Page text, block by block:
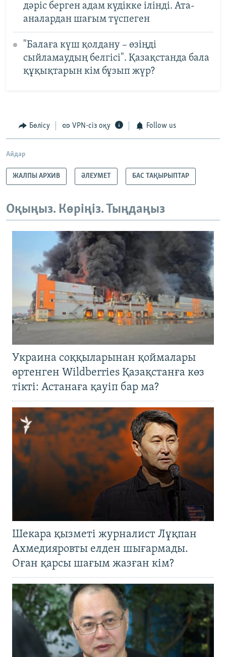
дәріс берген адам күдікке ілінді. Ата-
аналардан шағым түспеген
"Балаға күш қолдану – өзіңді
сыйламаудың белгісі". Қазақстанда бала
құқықтарын кім бұзып жүр?
Бөлісу VPN-сіз оқу Follow us
Айдар
ЖАЛПЫ АРХИВ ӘЛЕУМЕТ БАС ТАҚЫРЫПТАР
Оқыңыз. Көріңіз. Тыңдаңыз
Украина соққыларынан қоймалары
өртенген Wildberries Қазақстанға көз
тікті: Астанаға қауіп бар ма?
Шекара қызметі журналист Лұқпан
Ахмедияровты елден шығармады.
Оған қарсы шағым жазған кім?